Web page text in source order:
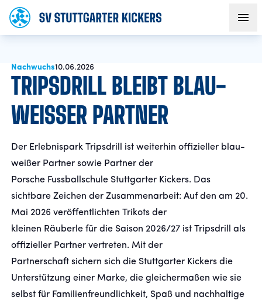
AKTUELLES
TEAM
FANS
NACHWUCHS
BUSINESS
FANSHOP
Nachwuchs10.06.2026
TRIPSDRILL BLEIBT BLAU-
WEISSER PARTNER
Der Erlebnispark Tripsdrill ist weiterhin offizieller blau-
weißer Partner sowie Partner der
Porsche Fussballschule Stuttgarter Kickers. Das
sichtbare Zeichen der Zusammenarbeit: Auf den am 20.
Mai 2026 veröffentlichten Trikots der
kleinen Räuberle für die Saison 2026/27 ist Tripsdrill als
offizieller Partner vertreten. Mit der
Partnerschaft sichern sich die Stuttgarter Kickers die
Unterstützung einer Marke, die gleichermaßen wie sie
selbst für Familienfreundlichkeit, Spaß und nachhaltige